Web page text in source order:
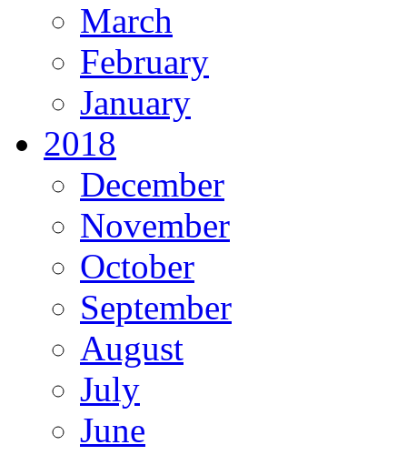
March
February
January
2018
December
November
October
September
August
July
June